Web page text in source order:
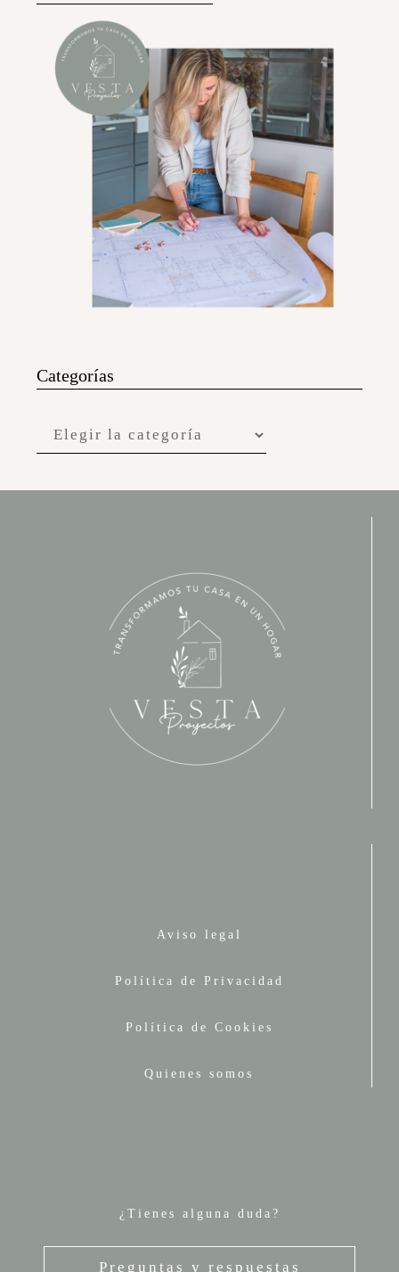
Categorías
Aviso legal
Política de Privacidad
Política de Cookies
Quienes somos
¿Tienes alguna duda?
Preguntas y respuestas